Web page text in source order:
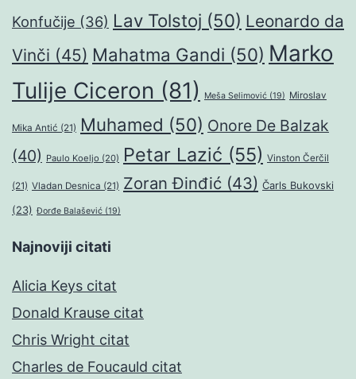
Konfučije (36) Lav Tolstoj (50) Leonardo da
Vinči (45) Mahatma Gandi (50) Marko
Tulije Ciceron (81) Meša Selimović (19) Miroslav
Mika Antić (21) Muhamed (50) Onore De Balzak
(40) Paulo Koeljo (20) Petar Lazić (55) Vinston Čerčil
(21) Vladan Desnica (21) Zoran Đinđić (43) Čarls Bukovski
(23) Đorđe Balašević (19)
Najnoviji citati
Alicia Keys citat
Donald Krause citat
Chris Wright citat
Charles de Foucauld citat